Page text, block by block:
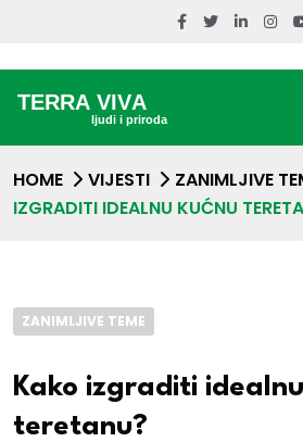
HOME VIJESTI ZANIMLJIVE
IZGRADITI IDEALNU KUĆNU
ZANIMLJIVE TEME
Kako izgraditi
teretanu?